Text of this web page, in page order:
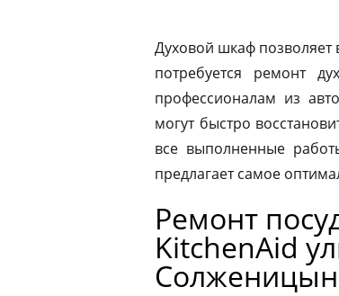
Духовой шкаф позволяет
потребуется ремонт
профессионалам из
могут быстро
все выполненные
предлагает самое
Ремонт
KitchenAid